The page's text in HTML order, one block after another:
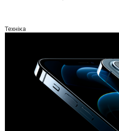
Техніка